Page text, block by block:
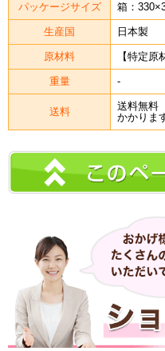
パッケージサイズ 箱：
生産国 日本製
原材料 【特定原
重量 -
送料
送料無料
かかりま